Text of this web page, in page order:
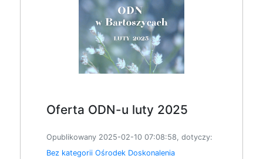
Oferta ODN-u luty 2025
Opublikowany 2025-02-10 07:08:58, dotyczy:
Bez kategorii Ośrodek Doskonalenia